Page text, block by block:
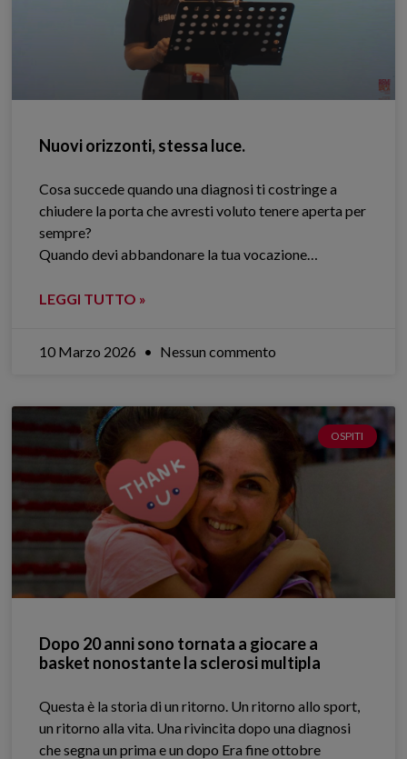
Nuovi orizzonti, stessa luce.
Cosa succede quando una diagnosi ti costringe a
chiudere la porta che avresti voluto tenere aperta per
sempre?
Quando devi abbandonare la tua vocazione…
LEGGI TUTTO »
10 Marzo 2026 Nessun commento
OSPITI
Dopo 20 anni sono tornata a giocare a
basket nonostante la sclerosi multipla
Questa è la storia di un ritorno. Un ritorno allo sport,
un ritorno alla vita. Una rivincita dopo una diagnosi
che segna un prima e un dopo Era fine ottobre